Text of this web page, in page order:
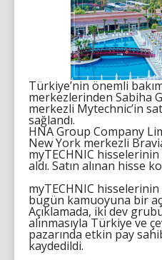
Türkiye’nin önemli
merkezlerinden Sabiha
merkezli Mytechnic’in
sağlandı.
HNA Group Company
New York merkezli
myTECHNIC
aldı. Satın alınan hisse
myTECHNIC hisselerinin
bugün kamuoyuna bir
Açıklamada, iki dev
alınmasıyla Türkiye ve
pazarında etkin pay
kaydedildi.